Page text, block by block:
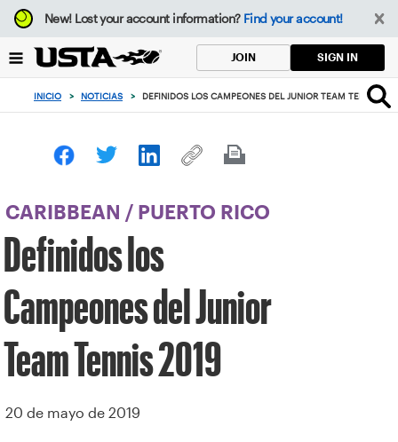
Enfoque
desde
botón
volver
principio
New!Lost your account information? Find your account!
JOIN SIGN IN
INICIO > NOTICIAS > DEFINIDOS LOS CAMPEONES DEL JUNIOR TEAM TENNIS
CARIBBEAN / PUERTO RICO
Definidos los
Campeones del Junior
Team Tennis 2019
20 de mayo de 2019